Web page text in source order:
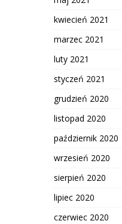
kwiecień 2021
marzec 2021
luty 2021
styczeń 2021
grudzień 2020
listopad 2020
październik 2020
wrzesień 2020
sierpień 2020
lipiec 2020
czerwiec 2020